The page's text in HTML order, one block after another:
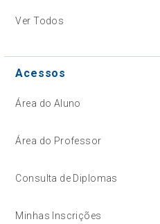
Ver Todos
Acessos
Área do Aluno
Área do Professor
Consulta de Diplomas
Minhas Inscrições